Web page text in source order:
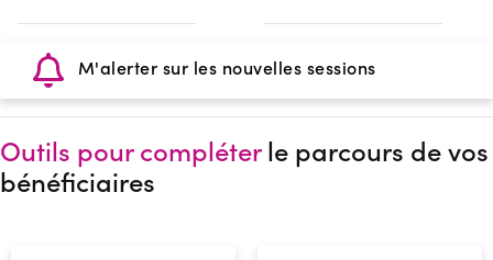
M'alerter sur les nouvelles sessions
Outils pour compléterle parcours de vos
bénéficiaires